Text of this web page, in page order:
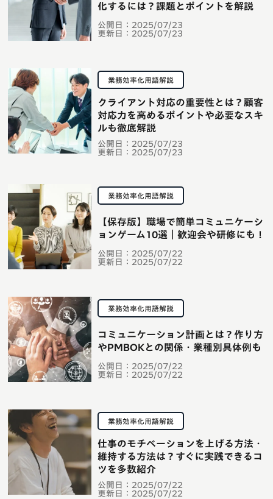
公開日： 2025/07/23
更新日： 2025/07/23
化するには？課題とポイントを解説
業務効率化用語解説
公開日： 2025/07/23
更新日： 2025/07/23
クライアント対応の重要性とは？顧客
対応力を高めるポイントや必要なスキ
ルも徹底解説
業務効率化用語解説
公開日： 2025/07/22
更新日： 2025/07/22
【保存版】職場で簡単コミュニケーシ
ョンゲーム10選｜歓迎会や研修にも！
業務効率化用語解説
公開日： 2025/07/22
更新日： 2025/07/22
コミュニケーション計画とは？作り方
やPMBOKとの関係・業種別具体例も
業務効率化用語解説
公開日： 2025/07/22
更新日： 2025/07/22
仕事のモチベーションを上げる方法・
維持する方法は？すぐに実践できるコ
ツを多数紹介